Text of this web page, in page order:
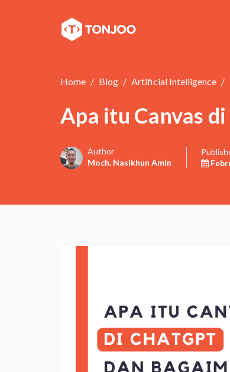
Home Blog Artificial Intelligence
Apa itu Canvas
Author
Moch. Nasikhun Amin